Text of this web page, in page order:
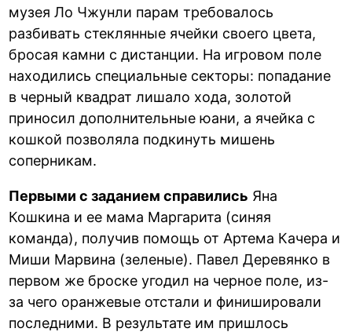
музея Ло Чжунли парам требовалось
разбивать стеклянные ячейки своего цвета,
бросая камни с дистанции. На игровом поле
находились специальные секторы: попадание
в черный квадрат лишало хода, золотой
приносил дополнительные юани, а ячейка с
кошкой позволяла подкинуть мишень
соперникам.
Первыми с заданием справились Яна
Кошкина и ее мама Маргарита (синяя
команда), получив помощь от Артема Качера и
Миши Марвина (зеленые). Павел Деревянко в
первом же броске угодил на черное поле, из-
за чего оранжевые отстали и финишировали
последними. В результате им пришлось